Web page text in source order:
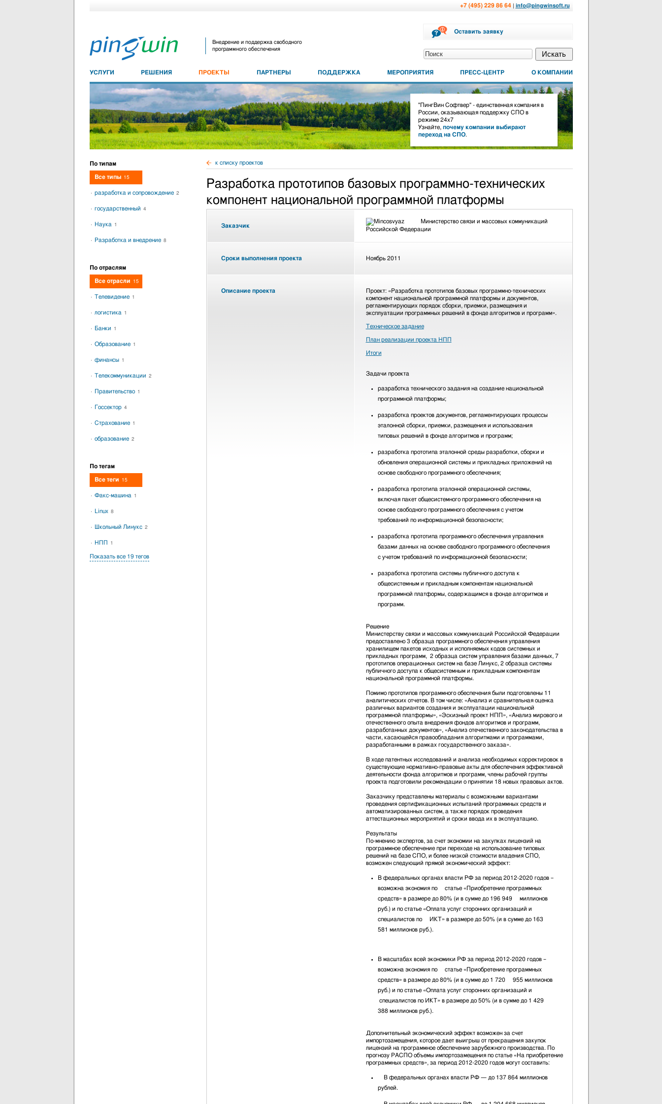
+7 (495) 229 86 64| info@pingwinsoft.ru
Внедрение и поддержка свободного
программного обеспечения
Оставить заявку
УСЛУГИ РЕШЕНИЯ ПРОЕКТЫ ПАРТНЕРЫ ПОДДЕРЖКА МЕРОПРИЯТИЯ ПРЕСС-ЦЕНТР О КОМПАНИИ
"ПингВин Софтвер" - единственная компания в
России, оказывающая поддержку СПО в
режиме 24х7
Узнайте, почему компании выбирают
переход на СПО.
к списку проектов
Разработка прототипов базовых программно-технических
компонент национальной программной платформы
Заказчик
Министерство связи и массовых коммуникаций
Российской Федерации
Сроки выполнения проекта Ноябрь 2011
Описание проекта
Проект: «Разработка прототипов базовых программно-технических
компонент национальной программной платформы и документов,
регламентирующих порядок сборки, приемки, размещения и
эксплуатации программных решений в фонде алгоритмов и программ».
Техническое задание
План реализации проекта НПП
Итоги
Задачи проекта
разработка технического задания на создание национальной
программной платформы;
разработка проектов документов, регламентирующих процессы
эталонной сборки, приемки, размещения и использования
типовых решений в фонде алгоритмов и программ;
разработка прототипа эталонной среды разработки, сборки и
обновления операционной системы и прикладных приложений на
основе свободного программного обеспечения;
разработка прототипа эталонной операционной системы,
включая пакет общесистемного программного обеспечения на
основе свободного программного обеспечения с учетом
требований по информационной безопасности;
разработка прототипа программного обеспечения управления
базами данных на основе свободного программного обеспечения
с учетом требований по информационной безопасности;
разработка прототипа системы публичного доступа к
общесистемным и прикладным компонентам национальной
программной платформы, содержащимся в фонде алгоритмов и
программ.
Решение
Министерству связи и массовых коммуникаций Российской Федерации
предоставлено 3 образца программного обеспечения управления
хранилищем пакетов исходных и исполняемых кодов системных и
прикладных программ, 2 образца систем управления базами данных, 7
прототипов операционных систем на базе Линукс, 2 образца системы
публичного доступа к общесистемным и прикладным компонентам
национальной программной платформы.
Помимо прототипов программного обеспечения были подготовлены 11
аналитических отчетов. В том числе: «Анализ и сравнительная оценка
различных вариантов создания и эксплуатации национальной
программной платформы», «Эскизный проект НПП», «Анализ мирового и
отечественного опыта внедрения фондов алгоритмов и программ,
разработанных документов», «Анализ отечественного законодательства в
части, касающейся правообладания алгоритмами и программами,
разработанными в рамках государственного заказа».
В ходе патентных исследований и анализа необходимых корректировок в
существующие нормативно-правовые акты для обеспечения эффективной
деятельности фонда алгоритмов и программ, члены рабочей группы
проекта подготовили рекомендации о принятии 18 новых правовых актов.
Заказчику представлены материалы с возможными вариантами
проведения сертификационных испытаний программных средств и
автоматизированных систем, а также порядок проведения
аттестационных мероприятий и сроки ввода их в эксплуатацию.
Результаты
По-мнению экспертов, за счет экономии на закупках лицензий на
программное обеспечение при переходе на использование типовых
решений на базе СПО, и более низкой стоимости владения СПО,
возможен следующий прямой экономический эффект:
В федеральных органах власти РФ за период 2012-2020 годов –
возможна экономия по статье «Приобретение программных
средств» в размере до 80% (и в сумме до 196 949 миллионов
руб.) и по статье «Оплата услуг сторонних организаций и
специалистов по ИКТ» в размере до 50% (и в сумме до 163
581 миллионов руб.).
В масштабах всей экономики РФ за период 2012-2020 годов –
возможна экономия по статье «Приобретение программных
средств» в размере до 80% (и в сумме до 1 720 955 миллионов
руб.) и по статье «Оплата услуг сторонних организаций и
специалистов по ИКТ» в размере до 50% (и в сумме до 1 429
388 миллионов руб.).
Дополнительный экономический эффект возможен за счет
импортозамещения, которое дает выигрыш от прекращения закупок
лицензий на программное обеспечение зарубежного производства. По
прогнозу РАСПО объемы импортозамещения по статье «На приобретение
программных средств», за период 2012-2020 годов могут составить:
В федеральных органах власти РФ — до 137 864 миллионов
рублей.
По типам
Все типы 15
разработка и сопровождение 2
государственный 4
Наука 1
Разработка и внедрение 8
По отраслям
Все отрасли 15
Телевидение 1
логистика 1
Банки 1
Образование 1
финансы 1
Телекоммуникации 2
Правительство 1
Госсектор 4
Страхование 1
образование 2
По тегам
Все теги 15
Факс-машина 1
Linux 8
Школьный Линукс 2
НПП 1
Показать все 19 тегов